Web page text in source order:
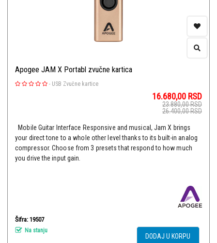
Apogee JAM X Portabl zvučne kartica
- USB Zvučne kartice
16.680,00 RSD
23.880,00RSD
26.400,00RSD
Mobile Guitar Interface Responsive and musical, Jam X brings
your direct tone to a whole other level thanks to its built-in analog
compressor. Choose from 3 presets that respond to how much
you drive the input gain.
Šifra: 19507
Na stanju
DODAJ U KORPU